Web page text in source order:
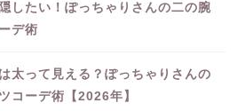
したい！ぽっちゃりさんの二の腕
デ術
太って見える？ぽっちゃりさんの
コーデ術【2026年】